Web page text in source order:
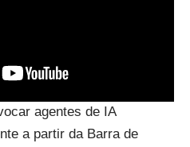
agentes de IA
a partir da Barra de